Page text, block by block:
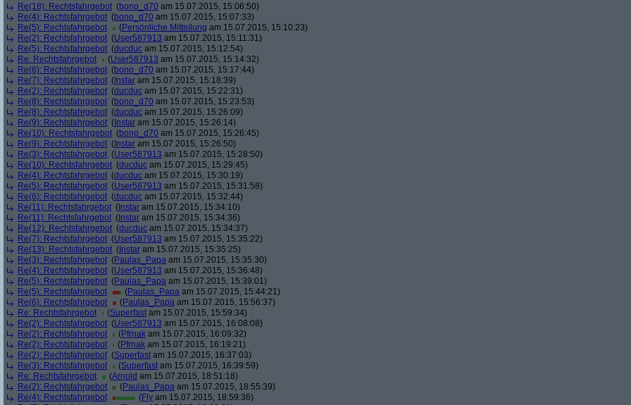
Re(18): Rechtsfahrgebot (bono_d70 am 15.07.2015, 15:06:50)
Re(4): Rechtsfahrgebot (bono_d70 am 15.07.2015, 15:07:33)
Re(5): Rechtsfahrgebot
(Persönliche Mitteilung am 15.07.2015, 15:10:23)
Re(2): Rechtsfahrgebot (User587913 am 15.07.2015, 15:11:31)
Re(5): Rechtsfahrgebot (ducduc am 15.07.2015, 15:12:54)
Re: Rechtsfahrgebot
(User587913 am 15.07.2015, 15:14:32)
Re(6): Rechtsfahrgebot (bono_d70 am 15.07.2015, 15:17:44)
Re(7): Rechtsfahrgebot ( Instar am 15.07.2015, 15:18:39)
Re(2): Rechtsfahrgebot (ducduc am 15.07.2015, 15:22:31)
Re(8): Rechtsfahrgebot (bono_d70 am 15.07.2015, 15:23:53)
Re(8): Rechtsfahrgebot (ducduc am 15.07.2015, 15:26:09)
Re(9): Rechtsfahrgebot ( Instar am 15.07.2015, 15:26:14)
Re(10): Rechtsfahrgebot (bono_d70 am 15.07.2015, 15:26:45)
Re(9): Rechtsfahrgebot ( Instar am 15.07.2015, 15:26:50)
Re(3): Rechtsfahrgebot (User587913 am 15.07.2015, 15:28:50)
Re(10): Rechtsfahrgebot (ducduc am 15.07.2015, 15:29:45)
Re(4): Rechtsfahrgebot (ducduc am 15.07.2015, 15:30:19)
Re(5): Rechtsfahrgebot (User587913 am 15.07.2015, 15:31:58)
Re(6): Rechtsfahrgebot (ducduc am 15.07.2015, 15:32:44)
Re(11): Rechtsfahrgebot ( Instar am 15.07.2015, 15:34:10)
Re(11): Rechtsfahrgebot ( Instar am 15.07.2015, 15:34:36)
Re(12): Rechtsfahrgebot (ducduc am 15.07.2015, 15:34:37)
Re(7): Rechtsfahrgebot (User587913 am 15.07.2015, 15:35:22)
Re(13): Rechtsfahrgebot ( Instar am 15.07.2015, 15:35:25)
Re(3): Rechtsfahrgebot (Paulas_Papa am 15.07.2015, 15:35:30)
Re(4): Rechtsfahrgebot (User587913 am 15.07.2015, 15:36:48)
Re(5): Rechtsfahrgebot (Paulas_Papa am 15.07.2015, 15:39:01)
Re(5): Rechtsfahrgebot
(Paulas_Papa am 15.07.2015, 15:44:21)
Re(6): Rechtsfahrgebot
(Paulas_Papa am 15.07.2015, 15:56:37)
Re: Rechtsfahrgebot
(Superfast am 15.07.2015, 15:59:34)
Re(2): Rechtsfahrgebot (User587913 am 15.07.2015, 16:08:08)
Re(2): Rechtsfahrgebot
(Pfrnak am 15.07.2015, 16:09:32)
Re(2): Rechtsfahrgebot
(Pfrnak am 15.07.2015, 16:19:21)
Re(2): Rechtsfahrgebot (Superfast am 15.07.2015, 16:37:03)
Re(3): Rechtsfahrgebot
(Superfast am 15.07.2015, 16:39:59)
Re: Rechtsfahrgebot
(Arnold am 15.07.2015, 18:51:18)
Re(2): Rechtsfahrgebot
(Paulas_Papa am 15.07.2015, 18:55:39)
Re(4): Rechtsfahrgebot
(Fly am 15.07.2015, 18:59:36)